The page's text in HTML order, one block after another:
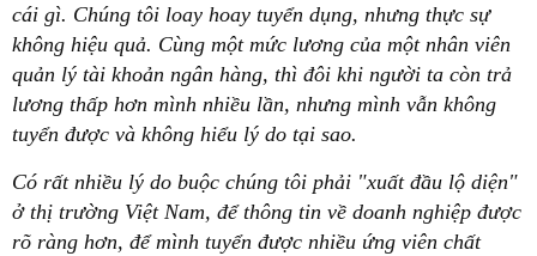
cái gì. Chúng tôi loay hoay tuyển dụng, nhưng thực sự
không hiệu quả. Cùng một mức lương của một nhân viên
quản lý tài khoản ngân hàng, thì đôi khi người ta còn trả
lương thấp hơn mình nhiều lần, nhưng mình vẫn không
tuyển được và không hiểu lý do tại sao.
Có rất nhiều lý do buộc chúng tôi phải "xuất đầu lộ diện"
ở thị trường Việt Nam, để thông tin về doanh nghiệp được
rõ ràng hơn, để mình tuyển được nhiều ứng viên chất